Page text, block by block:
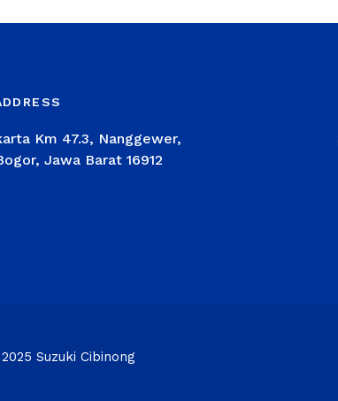
Km 47.3, Nanggewer,
Jawa Barat 16912
Suzuki Cibinong